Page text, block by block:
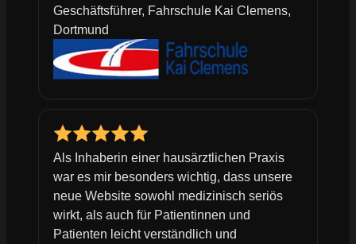
Geschäftsführer, Fahrschule Kai Clemens,
Dortmund
Als Inhaberin einer hausärztlichen Praxis
war es mir besonders wichtig, dass unsere
neue Website sowohl medizinisch seriös
wirkt, als auch für Patientinnen und
Patienten leicht verständlich und